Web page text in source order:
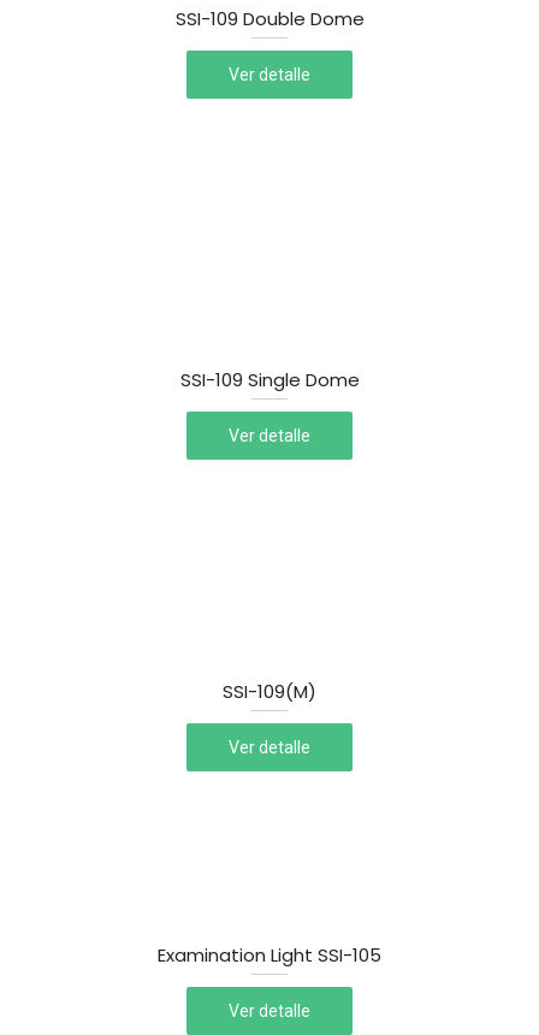
SSI-109 Double Dome
Ver detalle
SSI-109 Single Dome
Ver detalle
SSI-109(M)
Ver detalle
Examination Light SSI-105
Ver detalle